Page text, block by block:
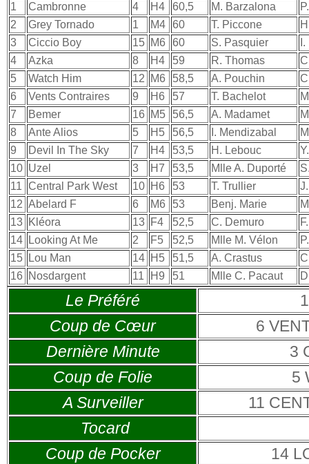
1 Cambronne 4 H4 60,5 M. Barzalona
2
Grey Tornado 1 M4 60 T. Piccone
3
Ciccio Boy 15 M6 60 S. Pasquier
4
Azka 8 H4 59 R. Thomas
5
Watch Him 12 M6 58,5 A. Pouchin
6
Vents Contraires 9 H6 57 T. Bachelot
7
Bemer 16 M5 56,5 A. Madamet
8
Ante Alios 5 H5 56,5 I. Mendizabal
9
Devil In The Sky 7 H4 53,5 H. Lebouc
10 Uzel 3 H7 53,5 Mlle A. Duporté
11 Central Park West 10 H6 53 T. Trullier
12 Abelard F 6 M6 53 Benj. Marie
13 Kléora 13 F4 52,5 C. Demuro
14
Looking At Me 2 F5 52,5 Mlle M. Vélon
15
Lou Man 14 H5 51,5 A. Crastus
16
Nosdargent 11 H9 51 Mlle C. Pacaut
Le Préféré
Coup de Cœur
6
Dernière Minute
3
Coup de Folie
5
A Surveiller
11
Tocard
Coup de Pocker
14